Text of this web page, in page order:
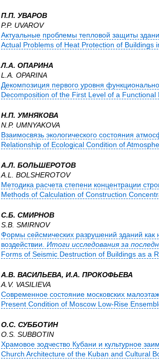
П.П. УВАРОВ
P.P. UVAROV
Актуальные проблемы тепловой защиты
Actual Problems of Heat Protection of Buildings
Л.А. ОПАРИНА
L.A. OPARINA
Декомпозиция первого уровня
Decomposition of the First Level of a
Н.П. УМНЯКОВА
N.P. UMNYAKOVA
Взаимосвязь экологического состояния
Relationship of Ecological Condition of
А.Л. БОЛЬШЕРОТОВ
A.L. BOLSHEROTOV
Методика расчета степени концентрации
Methods of Calculation of Construction
С.Б. СМИРНОВ
S.B. SMIRNOV
Формы сейсмических разрушений зданий
воздействии. Итоги исследования за
Forms of Seismic Destruction of Buildings as a
А.В. ВАСИЛЬЕВА, И.А. ПРОКОФЬЕВА
A.V. VASILIEVA
Современное состояние московских
Present Condition of Moscow Low-Rise
О.С. СУББОТИН
O.S. SUBBOTIN
Храмовое зодчество Кубани и культурное
Church Architecture of the Kuban and Cultural